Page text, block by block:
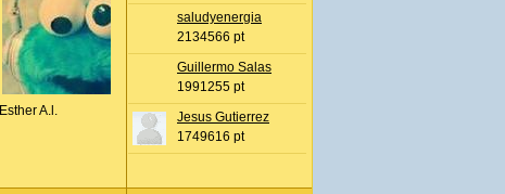
Esther A.l.
saludyenergia
2134566 pt
Guillermo Salas
1991255 pt
Jesus Gutierrez
1749616 pt